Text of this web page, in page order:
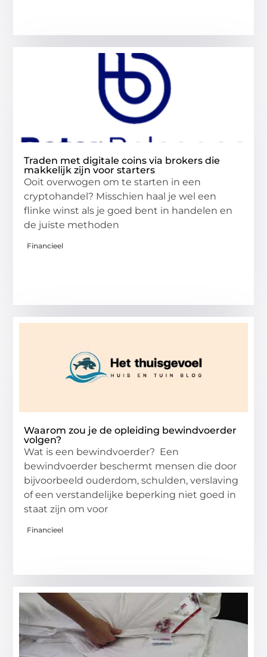
Traden met digitale coins via brokers die
makkelijk zijn voor starters
Ooit overwogen om te starten in een
cryptohandel? Misschien haal je wel een
flinke winst als je goed bent in handelen en
de juiste methoden
Financieel
Waarom zou je de opleiding bewindvoerder
volgen?
Wat is een bewindvoerder? Een
bewindvoerder beschermt mensen die door
bijvoorbeeld ouderdom, schulden, verslaving
of een verstandelijke beperking niet goed in
staat zijn om voor
Financieel